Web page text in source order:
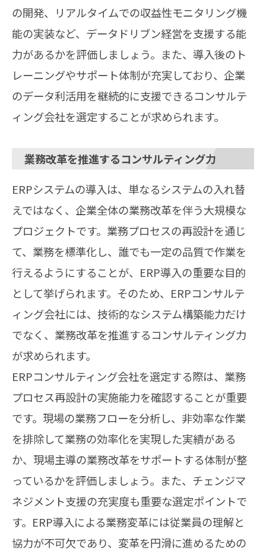
の開発、リアルタイムでの収益性モニタリング機
能の実装など、データドリブン経営を支援する能
力があるかを評価しましょう。また、導入後のト
レーニングやサポート体制が充実しており、企業
のデータ利活用を継続的に支援できるコンサルテ
ィング会社を選定することが求められます。
業務改革を推進するコンサルティング力
ERPシステムの導入は、単なるシステムの入れ替
えではなく、企業全体の業務改革を伴う大規模な
プロジェクトです。業務プロセスの再設計を通じ
て、業務を標準化し、誰でも一定の品質で作業を
行えるようにすることが、ERP導入の重要な目的
として挙げられます。そのため、ERPコンサルテ
ィング会社には、技術的なシステム構築能力だけ
でなく、業務改革を推進するコンサルティング力
が求められます。
ERPコンサルティング会社を選定する際は、業務
プロセス再設計の実施能力を確認することが重要
です。現場の業務フローを分析し、非効率な作業
を排除して業務の効率化を実現した実績がある
か、現場主導の業務改革をサポートする体制が整
っているかを評価しましょう。また、チェンジマ
ネジメント支援の充実度も重要な選定ポイントで
す。ERP導入による業務変革には従業員の理解と
協力が不可欠であり、変革を円滑に進めるための